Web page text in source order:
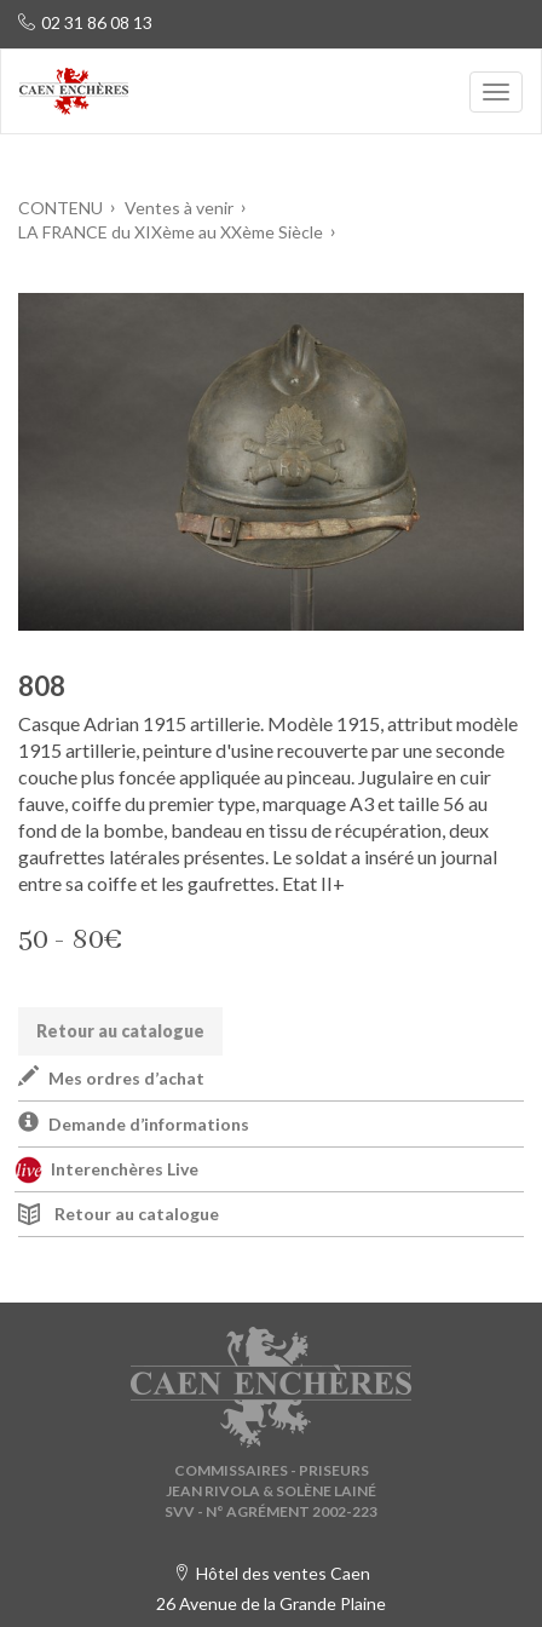
02 31 86 08 13
CONTENU
Ventes à venir
LA FRANCE du XIXème au XXème Siècle
808
Casque Adrian 1915 artillerie. Modèle 1915, attribut modèle
1915 artillerie, peinture d'usine recouverte par une seconde
couche plus foncée appliquée au pinceau. Jugulaire en cuir
fauve, coiffe du premier type, marquage A3 et taille 56 au
fond de la bombe, bandeau en tissu de récupération, deux
gaufrettes latérales présentes. Le soldat a inséré un journal
entre sa coiffe et les gaufrettes. Etat II+
50 - 80€
Retour au catalogue
Mes ordres d’achat
Demande d’informations
Interenchères Live
Retour au catalogue
COMMISSAIRES - PRISEURS
JEAN RIVOLA & SOLÈNE LAINÉ
SVV - N° AGRÉMENT 2002-223
Hôtel des ventes Caen
26 Avenue de la Grande Plaine